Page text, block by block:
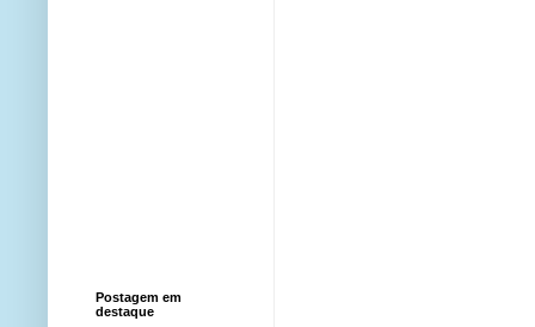
Postagem em
destaque